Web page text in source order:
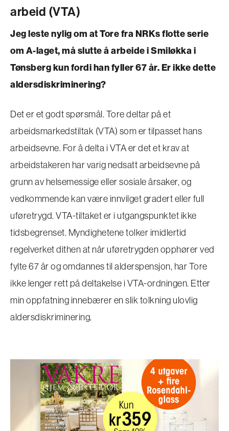
arbeid (VTA)
Jeg leste nylig om at Tore fra NRKs flotte serie
om A-laget, må slutte å arbeide i Smiløkka i
Tønsberg kun fordi han fyller 67 år. Er ikke dette
aldersdiskriminering?
Det er et godt spørsmål. Tore deltar på et
arbeidsmarkedstiltak (VTA) som er tilpasset hans
arbeidsevne. For å delta i VTA er det et krav at
arbeidstakeren har varig nedsatt arbeidsevne på
grunn av helsemessige eller sosiale årsaker, og
vedkommende kan være innvilget gradert eller full
uføretrygd. VTA-tiltaket er i utgangspunktet ikke
tidsbegrenset. Myndighetene tolker imidlertid
regelverket dithen at når uføretrygden opphører ved
fylte 67 år og omdannes til alderspensjon, har Tore
ikke lenger rett på deltakelse i VTA-ordningen. Etter
min oppfatning innebærer en slik tolkning ulovlig
aldersdiskriminering.